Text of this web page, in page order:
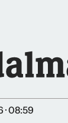
08:59